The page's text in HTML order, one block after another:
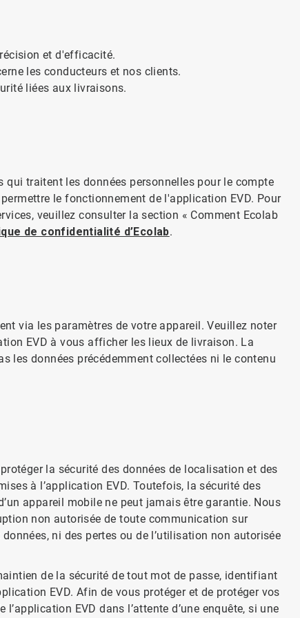
et d'efficacité.
les conducteurs et nos clients.
liées aux livraisons.
traitent les données personnelles pour le compte
le fonctionnement de l'application EVD. Pour
veuillez consulter la section « Comment Ecolab
de confidentialité d’Ecolab.
via les paramètres de votre appareil. Veuillez noter
EVD à vous afficher les lieux de livraison. La
les données précédemment collectées ni le contenu
la sécurité des données de localisation et des
à l’application EVD. Toutefois, la sécurité des
appareil mobile ne peut jamais être garantie. Nous
non autorisée de toute communication sur
ni des pertes ou de l’utilisation non autorisée
de la sécurité de tout mot de passe, identifiant
EVD. Afin de vous protéger et de protéger vos
EVD dans l’attente d’une enquête, si une